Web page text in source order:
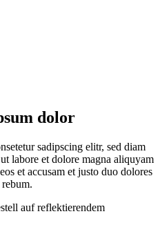
dolor
sadipscing elitr, sed diam
labore et dolore magna aliquyam
et accusam et justo duo dolores
rebum.